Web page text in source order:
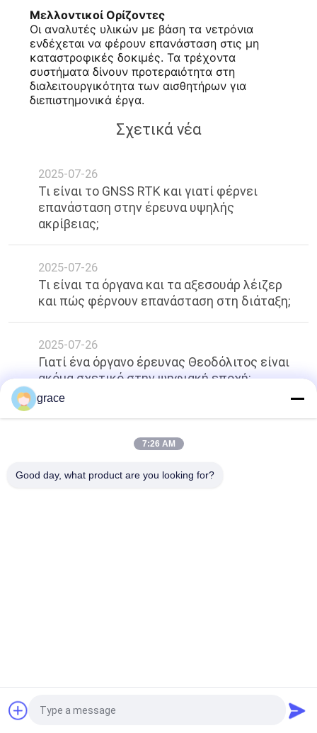
Μελλοντικοί Ορίζοντες
Οι αναλυτές υλικών με βάση τα νετρόνια
ενδέχεται να φέρουν επανάσταση στις μη
καταστροφικές δοκιμές. Τα τρέχοντα
συστήματα δίνουν προτεραιότητα στη
διαλειτουργικότητα των αισθητήρων για
διεπιστημονικά έργα.
Σχετικά νέα
2025-07-26
Τι είναι το GNSS RTK και γιατί φέρνει
επανάσταση στην έρευνα υψηλής
ακρίβειας;
2025-07-26
Τι είναι τα όργανα και τα αξεσουάρ λέιζερ
και πώς φέρνουν επανάσταση στη διάταξη;
2025-07-26
Γιατί ένα όργανο έρευνας Θεοδόλιτος είναι
ακόμα σχετικό στην ψηφιακή εποχή;
κορυφή
Προσαρμοστών
Tribrach
Αίτηση κράτησης
grace
7:26 AM
Good day, what product are you looking for?